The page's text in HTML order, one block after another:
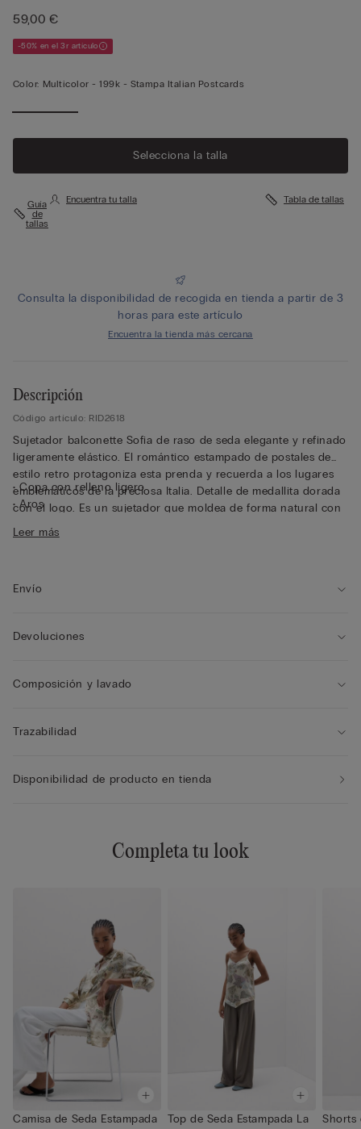
59,00 €
-50% en el 3r artículo
Color: Multicolor -199k - Stampa Italian Postcards
Selecciona la talla
Guía
de
tallas
Encuentra tu talla Tabla de tallas
Consulta la disponibilidad de recogida en tienda a partir de 3
horas para este artículo
Encuentra la tienda más cercana
Descripción
Código artículo: RID2618
Sujetador balconette Sofia de raso de seda elegante y refinado
ligeramente elástico. El romántico estampado de postales de
estilo retro protagoniza esta prenda y recuerda a los lugares
emblemáticos de la preciosa Italia. Detalle de medallita dorada
con el logo. Es un sujetador que moldea de forma natural con
la máxima comodidad, perfecto para llevarlo con picardía a la
vista bajo un escote o una camiseta transparente.
• Copa con relleno ligero
• Aros
• Tirantes dobles trenzados y ajustables en la parte posterior
Colección Via Montenapoleone
Exclusiva cápsula compuesta
seleccionadas del mundo.
Leer más
Envío
Devoluciones
Composición y lavado
Trazabilidad
Disponibilidad de producto en tienda
Completa tu look
Camisa de Seda Estampada
Top de Seda Estampada La
Shorts